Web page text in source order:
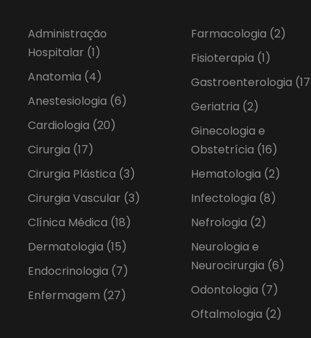
Administração
Hospitalar (1)
Anatomia (4)
Anestesiologia (6)
Cardiologia (20)
Cirurgia (17)
Cirurgia Plástica (3)
Cirurgia Vascular (3)
Clínica Médica (18)
Dermatologia (15)
Endocrinologia (7)
Enfermagem (27)
Farmacologia (2)
Fisioterapia (1)
Gastroenterologia
Geriatria (2)
Ginecologia e
Obstetrícia (16)
Hematologia (2)
Infectologia (8)
Nefrologia (2)
Neurologia e
Neurocirurgia (6)
Odontologia (7)
Oftalmologia (2)